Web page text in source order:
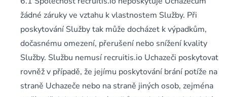
žádné záruky ve vztahu k vlastnostem Služby. Při
poskytování Služby tak může docházet k výpadkům,
dočasnému omezení, přerušení nebo snížení kvality
Služby. Službu nemusí recruitis.io Uchazeči poskytovat
rovněž v případě, že jejímu poskytování brání potíže na
straně Uchazeče nebo na straně jiných osob, zejména